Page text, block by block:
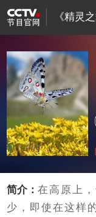
《精灵之
简介：在高原上
少，即使在这样